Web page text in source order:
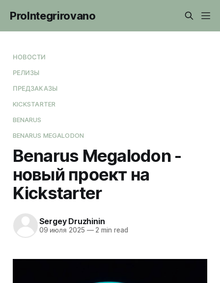
ProIntegrirovano
НОВОСТИ
РЕЛИЗЫ
ПРЕДЗАКАЗЫ
KICKSTARTER
BENARUS
BENARUS MEGALODON
Benarus Megalodon -
новый проект на
Kickstarter
Sergey Druzhinin
09 июля 2025 —2 min read